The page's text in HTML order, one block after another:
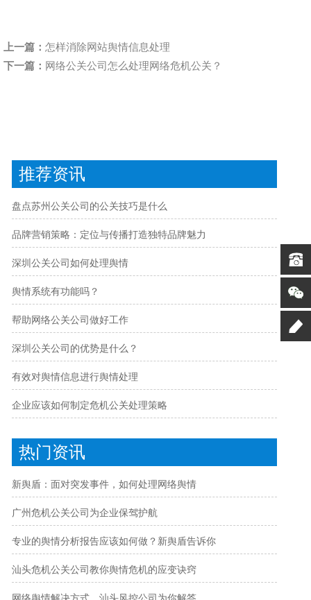
上一篇： 怎样消除网站舆情信息处理
下一篇： 网络公关公司怎么处理网络危机公关？
推荐资讯
盘点苏州公关公司的公关技巧是什么
品牌营销策略：定位与传播打造独特品牌魅力
深圳公关公司如何处理舆情
舆情系统有功能吗？
帮助网络公关公司做好工作
深圳公关公司的优势是什么？
有效对舆情信息进行舆情处理
企业应该如何制定危机公关处理策略
热门资讯
新舆盾：面对突发事件，如何处理网络舆情
广州危机公关公司为企业保驾护航
专业的舆情分析报告应该如何做？新舆盾告诉你
汕头危机公关公司教你舆情危机的应变诀窍